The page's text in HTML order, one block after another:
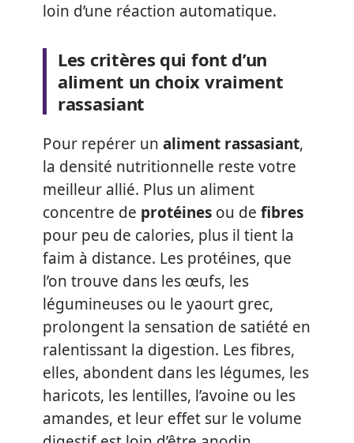
loin d’une réaction automatique.
Les critères qui font d’un
aliment un choix vraiment
rassasiant
Pour repérer un aliment rassasiant,
la densité nutritionnelle reste votre
meilleur allié. Plus un aliment
concentre de protéines ou de fibres
pour peu de calories, plus il tient la
faim à distance. Les protéines, que
l’on trouve dans les œufs, les
légumineuses ou le yaourt grec,
prolongent la sensation de satiété en
ralentissant la digestion. Les fibres,
elles, abondent dans les légumes, les
haricots, les lentilles, l’avoine ou les
amandes, et leur effet sur le volume